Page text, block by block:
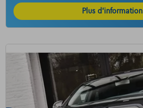
Plus d’information